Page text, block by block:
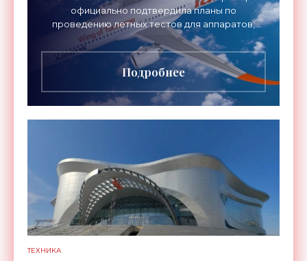
официально подтвердила планы по
проведению летных тестов для аппаратов,
созданных в рамках нового проекта «Крыло
будущего». Цель разработки
Подробнее
ТЕХНИКА